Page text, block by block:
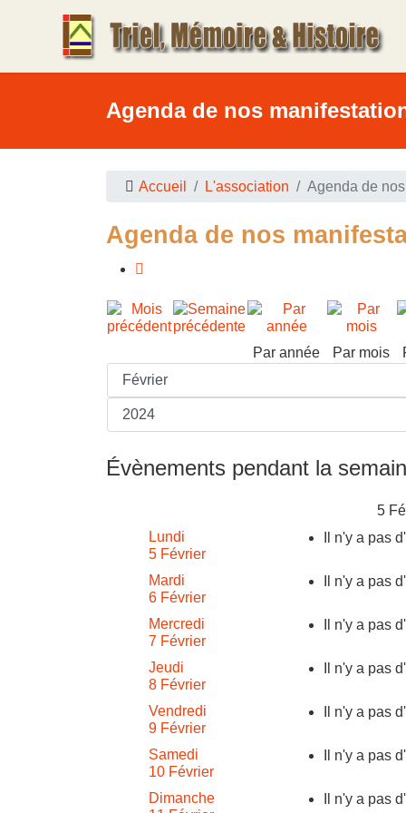
Agenda de nos
Accueil L'association Agenda de
Agenda de nos
Par année Par mois
Évènements pendant la
5
Lundi
5 Février
Il n'y a pas
Mardi
6 Février
Il n'y a pas
Mercredi
7 Février
Il n'y a pas
Jeudi
8 Février
Il n'y a pas
Vendredi
9 Février
Il n'y a pas
Samedi
10 Février
Il n'y a pas
Dimanche
Il n'y a pas